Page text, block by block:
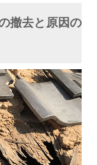
撤去と原因の